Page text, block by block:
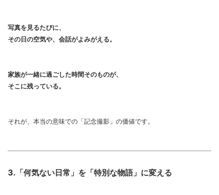
写真を見るたびに、
その日の空気や、会話がよみがえる。
家族が一緒に過ごした時間そのものが、
そこに残っている。
それが、本当の意味での「記念撮影」の価値です。
3.「何気ない日常」を「特別な物語」に変える